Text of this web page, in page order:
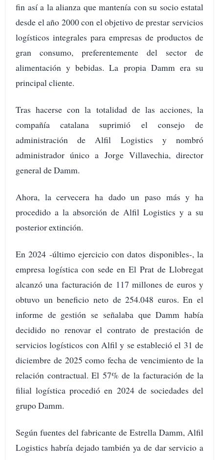
fin así a la alianza que mantenía con su socio estatal
desde el año 2000 con el objetivo de prestar servicios
logísticos integrales para empresas de productos de
gran consumo, preferentemente del sector de
alimentación y bebidas. La propia Damm era su
principal cliente.
Tras hacerse con la totalidad de las acciones, la
compañía catalana suprimió el consejo de
administración de Alfil Logistics y nombró
administrador único a Jorge Villavechia, director
general de Damm.
Ahora, la cervecera ha dado un paso más y ha
procedido a la absorción de Alfil Logistics y a su
posterior extinción.
En 2024 -último ejercicio con datos disponibles-, la
empresa logística con sede en El Prat de Llobregat
alcanzó una facturación de 117 millones de euros y
obtuvo un beneficio neto de 254.048 euros. En el
informe de gestión se señalaba que Damm había
decidido no renovar el contrato de prestación de
servicios logísticos con Alfil y se estableció el 31 de
diciembre de 2025 como fecha de vencimiento de la
relación contractual. El 57% de la facturación de la
filial logística procedió en 2024 de sociedades del
grupo Damm.
Según fuentes del fabricante de Estrella Damm, Alfil
Logistics habría dejado también ya de dar servicio a